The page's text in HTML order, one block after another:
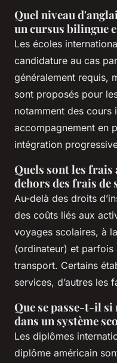
Quel niveau
un cursus bilingue
Les écoles
candidature au cas
généralement requis,
sont proposés pour
notamment des cours
accompagnement en
intégration
Quels sont les frais
dehors des frais de
Au-delà des droits
des coûts liés aux
voyages scolaires, à
(ordinateur) et parfois
transport. Certains
services, d’autres les
Que se passe-t-il
dans un système
Les diplômes
diplôme américain